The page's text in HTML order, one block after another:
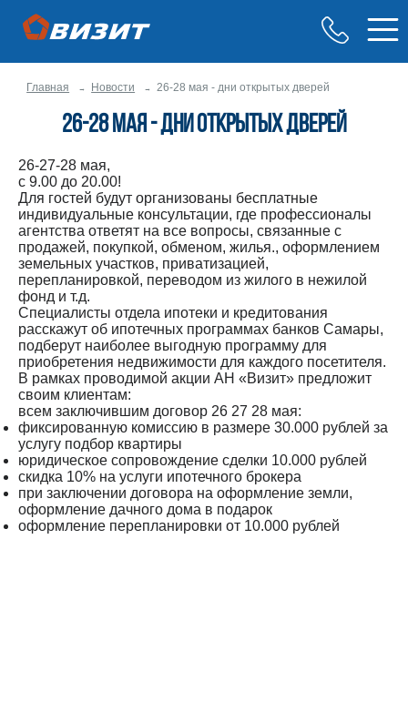
Главная Новости 26-28 мая - дни открытых дверей
26-28 мая - дни открытых дверей
26-27-28 мая,
с 9.00 до 20.00!
Для гостей будут организованы бесплатные
индивидуальные консультации, где профессионалы
агентства ответят на все вопросы, связанные с
продажей, покупкой, обменом, жилья., оформлением
земельных участков, приватизацией,
перепланировкой, переводом из жилого в нежилой
фонд и т.д.
Специалисты отдела ипотеки и кредитования
расскажут об ипотечных программах банков Самары,
подберут наиболее выгодную программу для
приобретения недвижимости для каждого посетителя.
В рамках проводимой акции АН «Визит» предложит
своим клиентам:
всем заключившим договор 26 27 28 мая:
фиксированную комиссию в размере 30.000 рублей за
услугу подбор квартиры
юридическое сопровождение сделки 10.000 рублей
скидка 10% на услуги ипотечного брокера
при заключении договора на оформление земли,
оформление дачного дома в подарок
оформление перепланировки от 10.000 рублей